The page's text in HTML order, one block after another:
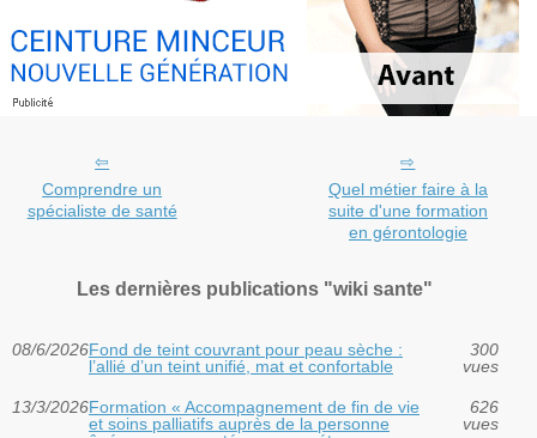
Comprendre un
spécialiste de santé
Quel métier faire à la
suite d'une formation
en gérontologie
Les dernières publications "wiki sante"
08/6/2026Fond de teint couvrant pour peau sèche :
l’allié d’un teint unifié, mat et confortable
300
vues
13/3/2026Formation « Accompagnement de fin de vie
et soins palliatifs auprès de la personne
626
vues